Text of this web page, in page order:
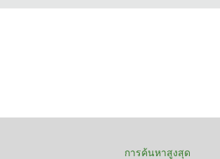
การค้นหาสูงสุด